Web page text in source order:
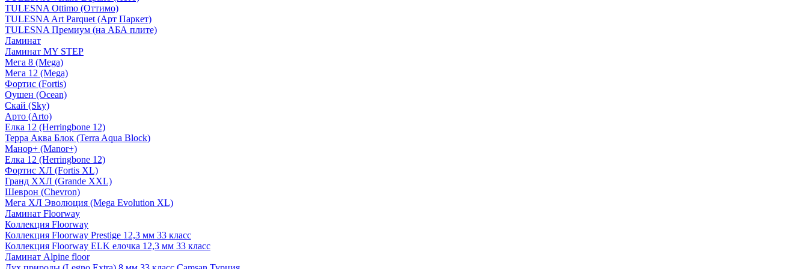
TULESNA Ottimo (Оттимо)
TULESNA Art Parquet (Арт Паркет)
TULESNA Премиум (на АБА плите)
Ламинат
Ламинат MY STEP
Мега 8 (Mega)
Мега 12 (Mega)
Фортис (Fortis)
Оушен (Ocean)
Скай (Sky)
Арто (Arto)
Елка 12 (Herringbone 12)
Терра Аква Блок (Terra Aqua Block)
Манор+ (Manor+)
Елка 12 (Herringbone 12)
Фортис ХЛ (Fortis XL)
Гранд ХХЛ (Grande XXL)
Шеврон (Chevron)
Мега ХЛ Эволюция (Mega Evolution XL)
Ламинат Floorway
Коллекция Floorway
Коллекция Floorway Prestige 12,3 мм 33 класс
Коллекция Floorway ELK елочка 12,3 мм 33 класс
Ламинат Alpine floor